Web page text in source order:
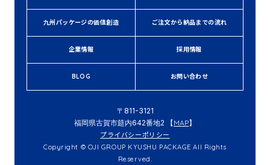
九州パッケージの価値創造 ご注文から納品までの流れ
企業情報 採用情報
BLOG お問い合わせ
〒811-3121
福岡県古賀市筵内642番地2 【MAP】
プライバシーポリシー
Copyright © OJI GROUP KYUSHU PACKAGE All Rights
Reserved.